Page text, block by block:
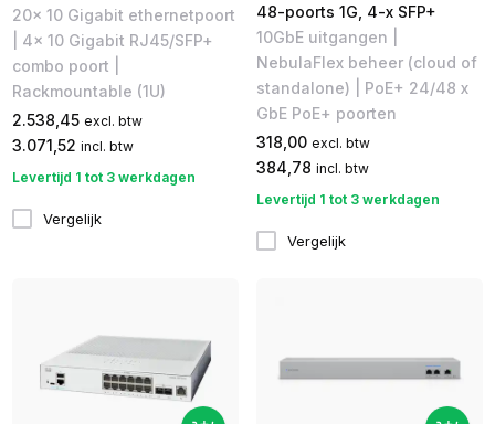
20x 10 Gigabit ethernetpoort
| 4x 10 Gigabit RJ45/SFP+
combo poort |
Rackmountable (1U)
2.538,45 excl. btw
3.071,52 incl. btw
Levertijd 1 tot 3 werkdagen
Vergelijk
48-poorts 1G, 4-x SFP+
10GbE uitgangen |
NebulaFlex beheer (cloud of
standalone) | PoE+ 24/48 x
GbE PoE+ poorten
318,00 excl. btw
384,78 incl. btw
Levertijd 1 tot 3 werkdagen
Vergelijk